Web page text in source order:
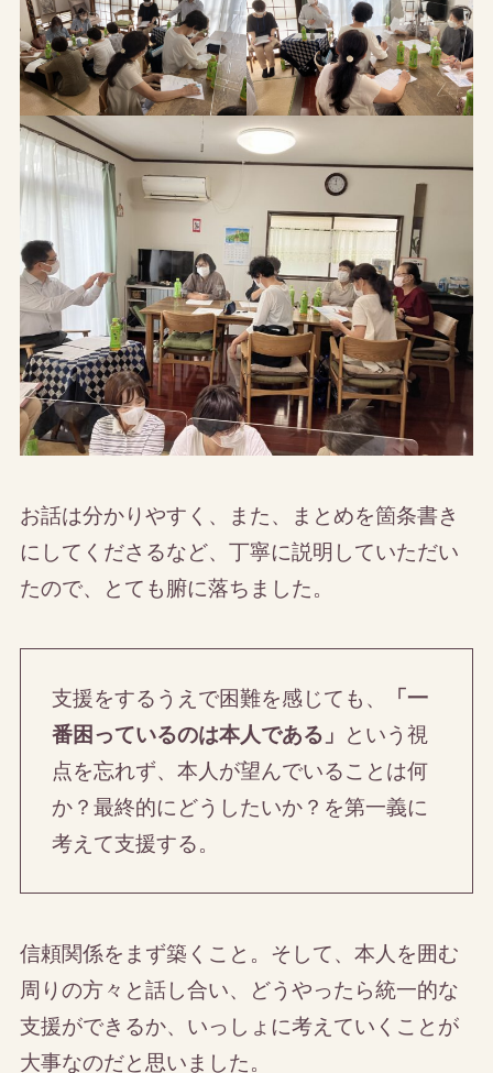
お話は分かりやすく、また、まとめを箇条書き
にしてくださるなど、丁寧に説明していただい
たので、とても腑に落ちました。
支援をするうえで困難を感じても、
「一
番困っているのは本人である」
という視
点を忘れず、本人が望んでいることは何
か？最終的にどうしたいか？を第一義に
考えて支援する。
信頼関係をまず築くこと。そして、本人を囲む
周りの方々と話し合い、どうやったら統一的な
支援ができるか、いっしょに考えていくことが
大事なのだと思いました。